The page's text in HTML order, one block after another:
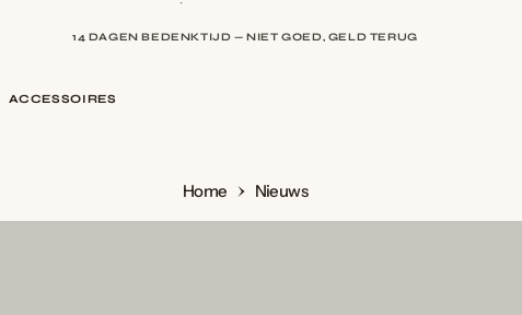
ACCESSOIRES
Home Nieuws